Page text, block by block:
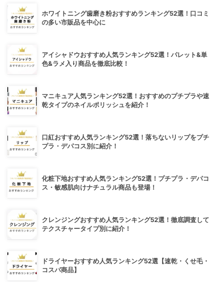
ホワイトニング歯磨き粉おすすめランキング52選！口コミ
の多い市販品を中心に
アイシャドウおすすめ人気ランキング52選！パレット&単
色&ラメ入り商品を徹底比較！
マニキュア人気ランキング52選！おすすめのプチプラや速
乾タイプのネイルポリッシュを紹介！
口紅おすすめ人気ランキング52選！落ちないリップをプチ
プラ・デパコス別に紹介！
化粧下地おすすめ人気ランキング52選！プチプラ・デパコ
ス・敏感肌向けナチュラル商品も登場！
クレンジングおすすめ人気ランキング52選！徹底調査して
テクスチャータイプ別に紹介！
ドライヤーおすすめ人気ランキング52選【速乾・くせ毛・
コスパ商品】